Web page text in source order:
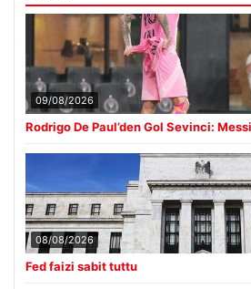
09/08/2026
Rodrigo De Paul’den Gol Sevinci:
08/08/2026
Fed faizi sabit tuttu